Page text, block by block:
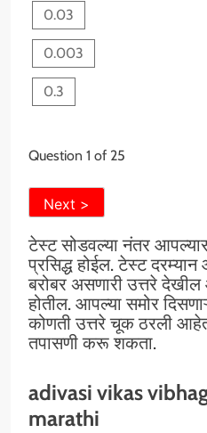
0.03
0.003
0.3
Question 1 of 25
टेस्ट सोडवल्या नंतर
प्रसिद्ध होईल. टेस्ट
बरोबर असणारी उत्तरे देखील
होतील. आपल्या समोर
कोणती उत्तरे चूक ठरली
तपासणी करू शकता.
adivasi vikas
marathi